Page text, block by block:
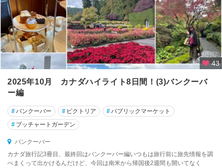
43
2025年10月 カナダハイライト8日間！(3)バンクーバ
ー編
#バンクーバー # ビクトリア #パブリックマーケット
# ブッチャートガーデン
バンクーバー
カナダ旅行記3冊目、最終回はバンクーバー編いつもは旅行前に旅先情報を調
べまくって出かけるんだけど、今回は南米から帰国後2週間も開いてなく